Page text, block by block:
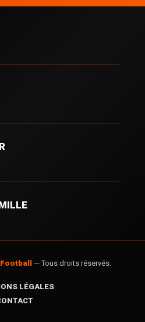
— Tous droits réservés.
LÉGALES